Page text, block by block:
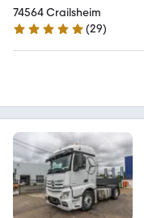
74564 Crailsheim
5 Sterne
(29)